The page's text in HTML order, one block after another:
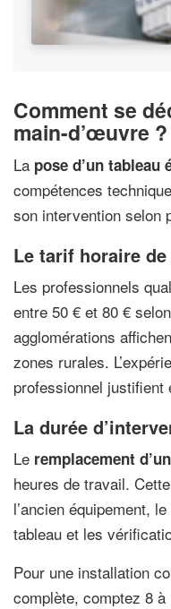
Comment se
main-d’œuvre ?
La pose d’un tableau
compétences
son intervention selon
Le tarif horaire
Les professionnels
entre 50 € et 80 €
agglomérations
zones rurales.
professionnel
La durée
Le remplacement
heures de travail.
l’ancien équipement,
tableau et les
Pour une installation
complète, comptez 8 à